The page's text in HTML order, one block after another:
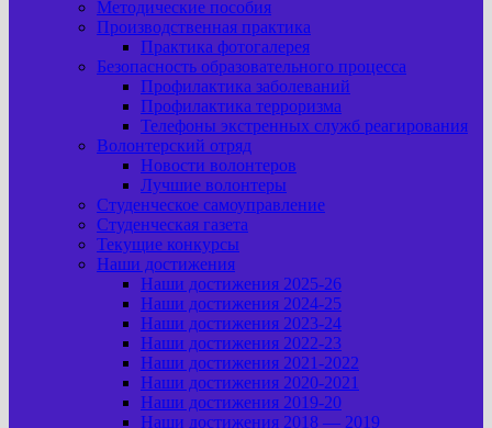
Методические пособия
Производственная практика
Практика фотогалерея
Безопасность образовательного процесса
Профилактика заболеваний
Профилактика терроризма
Телефоны экстренных служб реагирования
Волонтерский отряд
Новости волонтеров
Лучшие волонтеры
Студенческое самоуправление
Студенческая газета
Текущие конкурсы
Наши достижения
Наши достижения 2025-26
Наши достижения 2024-25
Наши достижения 2023-24
Наши достижения 2022-23
Наши достижения 2021-2022
Наши достижения 2020-2021
Наши достижения 2019-20
Наши достижения 2018 — 2019